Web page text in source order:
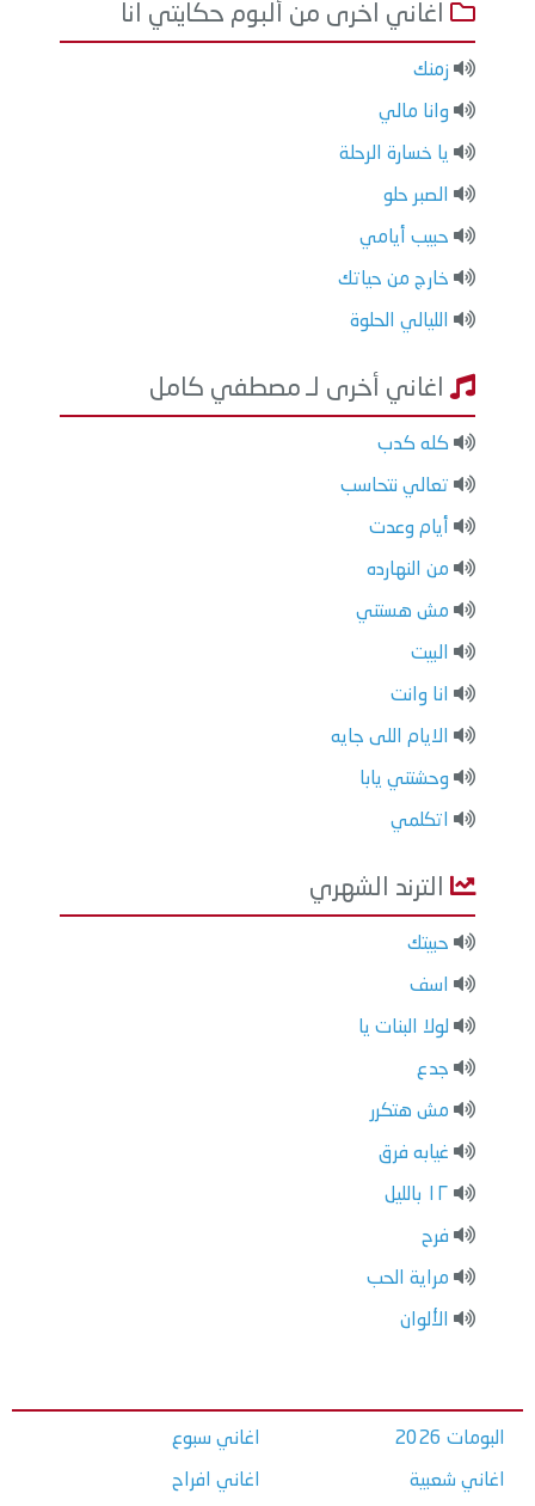
اغاني اخرى من ألبوم حكايتي انا
زمنك
وانا مالي
يا خسارة الرحلة
الصبر حلو
حبيب أيامي
خارج من حياتك
الليالي الحلوة
اغاني أخرى لـ مصطفي كامل
كله كدب
تعالي نتحاسب
أيام وعدت
من النهارده
مش هستني
البيت
انا وانت
الايام اللى جايه
وحشتني يابا
اتكلمي
الترند الشهري
حبيتك
اسف
لولا البنات يا
جدع
مش هتكرر
غيابه فرق
١٢ بالليل
فرح
مراية الحب
الألوان
البومات 2026
اغاني شعبية
اغاني سبوع
اغاني افراح